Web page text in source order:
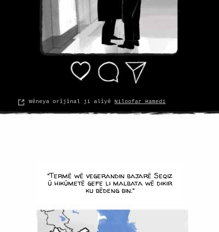
Wêneya orîjînal ji alîyê Niloofar Hamedi
“Termê wê vegerandin bajarê Seqiz
û hikûmetê gefe li malbata wê dikir
ku bêdeng bin.”